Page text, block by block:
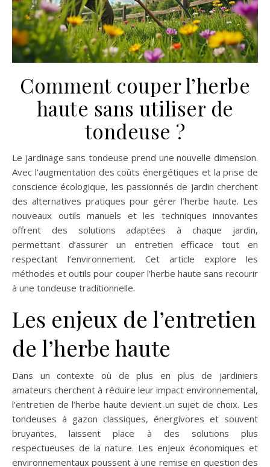
Comment couper l’herbe
haute sans utiliser de
tondeuse ?
Le jardinage sans tondeuse prend une nouvelle dimension.
Avec l’augmentation des coûts énergétiques et la prise de
conscience écologique, les passionnés de jardin cherchent
des alternatives pratiques pour gérer l’herbe haute. Les
nouveaux outils manuels et les techniques innovantes
offrent des solutions adaptées à chaque jardin,
permettant d’assurer un entretien efficace tout en
respectant l’environnement. Cet article explore les
méthodes et outils pour couper l’herbe haute sans recourir
à une tondeuse traditionnelle.
Les enjeux de l’entretien
de l’herbe haute
Dans un contexte où de plus en plus de jardiniers
amateurs cherchent à réduire leur impact environnemental,
l’entretien de l’herbe haute devient un sujet de choix. Les
tondeuses à gazon classiques, énergivores et souvent
bruyantes, laissent place à des solutions plus
respectueuses de la nature. Les enjeux économiques et
environnementaux poussent à une remise en question des